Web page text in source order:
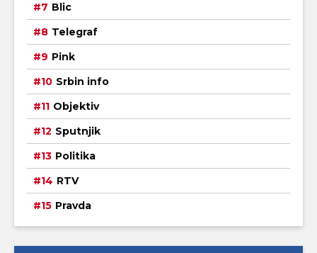
Blic
Telegraf
Pink
Srbin info
Objektiv
Sputnjik
Politika
RTV
Pravda